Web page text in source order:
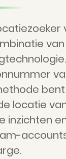
locatie
inzichten